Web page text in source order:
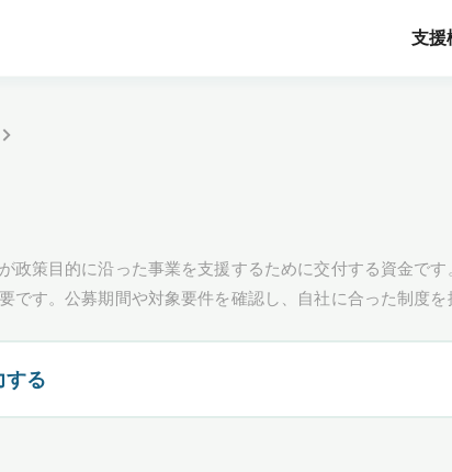
支援
政策目的に沿った事業を支援するために交付する資金で
です。公募期間や対象要件を確認し、自社に合った制度を
する